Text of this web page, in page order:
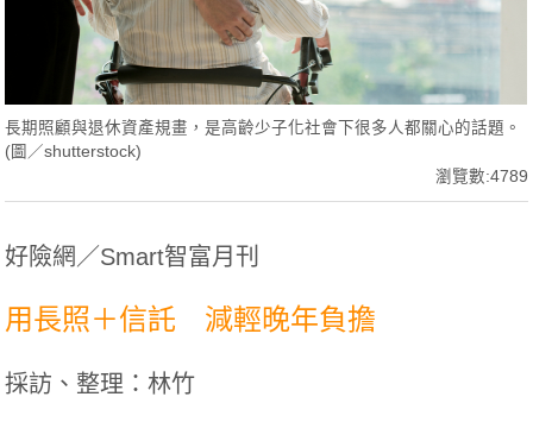
長期照顧與退休資產規畫，是高齡少子化社會下很多人都關心的話題。
(圖／shutterstock)
瀏覽數:4789
好險網／Smart智富月刊
用長照＋信託 減輕晚年負擔
採訪、整理：林竹